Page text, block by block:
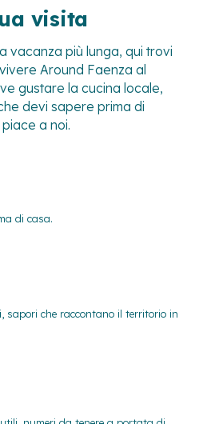
visita
vacanza più lunga, qui trovi
Around Faenza al
gustare la cucina locale,
devi sapere prima di
a noi.
di casa.
sapori che raccontano il territorio in